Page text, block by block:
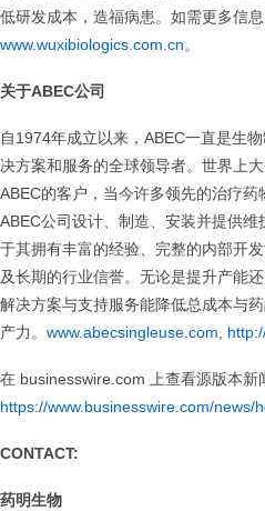
低研发成本，造福病患。如需更多信息
www.wuxibiologics.com.cn。
关于ABEC公司
自1974年成立以来，ABEC一直是生
决方案和服务的全球领导者。世界上
ABEC的客户，当今许多领先的治疗
ABEC公司设计、制造、安装并提供
于其拥有丰富的经验、完整的内部开
及长期的行业信誉。无论是提升产能
解决方案与支持服务能降低总成本与
产力。 www.abecsingleuse.com,
在 businesswire.com 上查看源版本新
https://www.businesswire.com/
CONTACT:
药明生物